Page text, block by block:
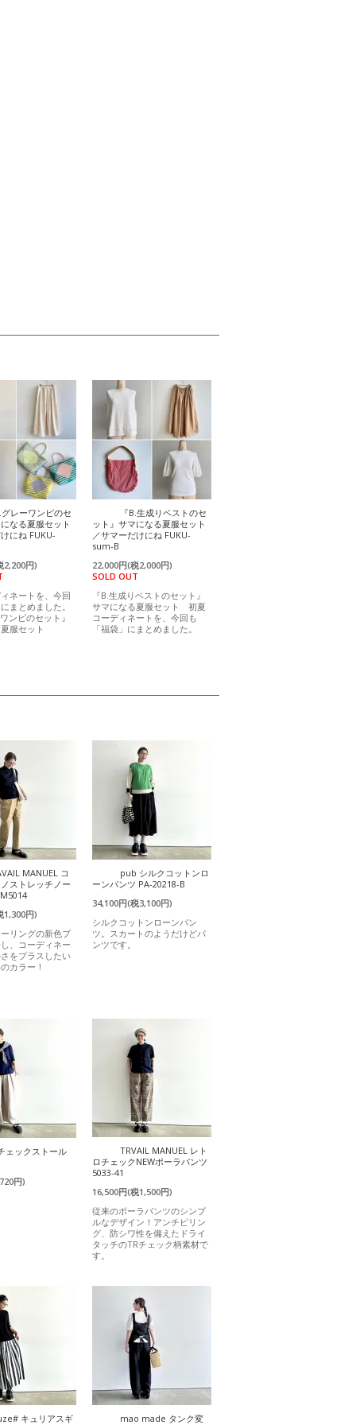
グレーワンピのセ
なる夏服セット
にね FUKU-
2,200円)
ネートを、今回
まとめました。
ンピのセット』
服セット
『B.生成りベストのセ
ット』サマになる夏服セット
／サマーだけにね FUKU-
sum-B
22,000円(税2,000円)
SOLD OUT
『B.生成りベストのセット』
サマになる夏服セット 初夏
コーディネートを、今回も
「福袋」にまとめました。
MANUEL コ
ストレッチノー
1,300円)
リングの新色ブ
、コーディネー
さをプラスしたい
カラー！
pub シルクコットンロ
ーンパンツ PA-20218-B
34,100円(税3,100円)
シルクコットンローンパン
ツ。スカートのようだけどパ
ンツです。
ェックストール
円)
TRVAIL MANUEL レト
ロチェックNEWポーラパンツ
5033-41
16,500円(税1,500円)
従来のポーラパンツのシンプ
ルなデザイン！アンチピリン
グ、防シワ性を備えたドライ
タッチのTRチェック柄素材で
す。
キュリアスギ
mao made タンク変